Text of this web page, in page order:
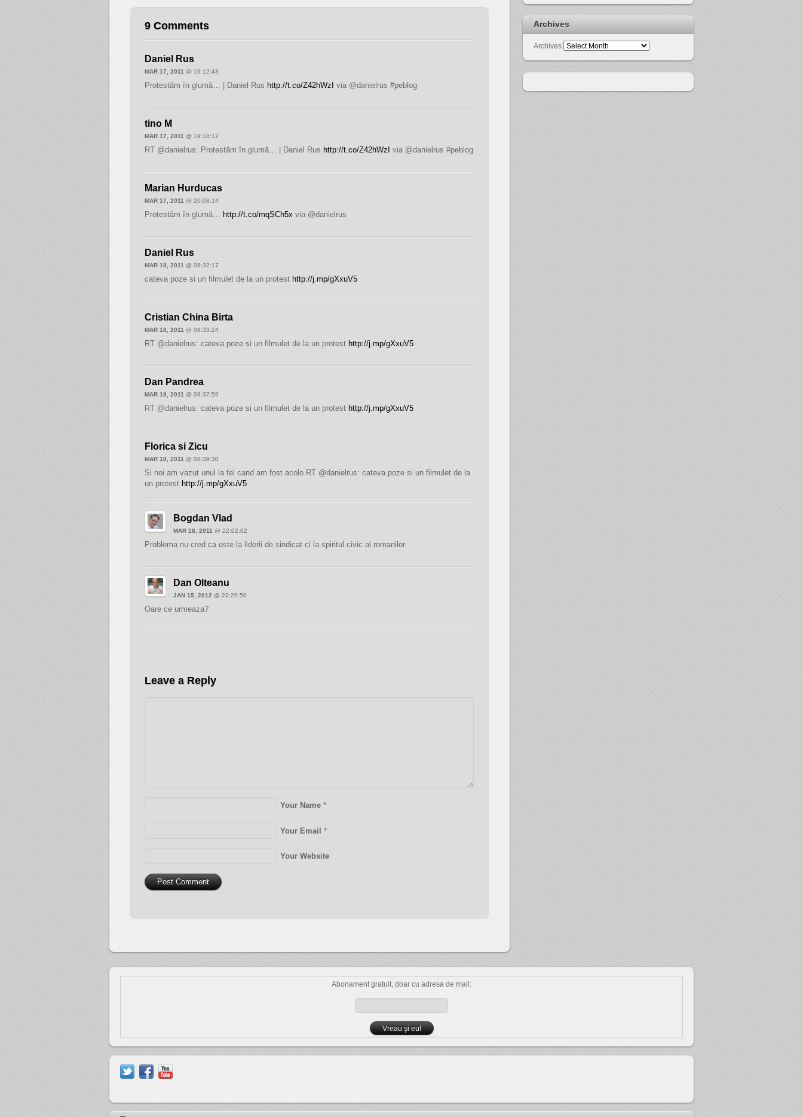
9 Comments
Daniel Rus
MAR 17, 2011 @ 19:12:43
Protestăm în glumă… | Daniel Rus http://t.co/Z42hWzI via @danielrus #peblog
tino M
MAR 17, 2011 @ 19:18:12
RT @danielrus: Protestăm în glumă… | Daniel Rus http://t.co/Z42hWzI via @danielrus #peblog
Marian Hurducas
MAR 17, 2011 @ 20:08:14
Protestăm în glumă… http://t.co/mqSCh5x via @danielrus
Daniel Rus
MAR 18, 2011 @ 08:32:17
cateva poze si un filmulet de la un protest http://j.mp/gXxuV5
Cristian China Birta
MAR 18, 2011 @ 08:33:24
RT @danielrus: cateva poze si un filmulet de la un protest http://j.mp/gXxuV5
Dan Pandrea
MAR 18, 2011 @ 08:37:59
RT @danielrus: cateva poze si un filmulet de la un protest http://j.mp/gXxuV5
Florica si Zicu
MAR 18, 2011 @ 08:39:30
Si noi am vazut unul la fel cand am fost acolo RT @danielrus: cateva poze si un filmulet de la
un protest http://j.mp/gXxuV5
Bogdan Vlad
MAR 18, 2011 @ 22:02:02
Problema nu cred ca este la liderii de sindicat ci la spiritul civic al romanilor.
Dan Olteanu
JAN 15, 2012 @ 23:29:50
Oare ce urmeaza?
Leave a Reply
Your Name *
Your Email *
Your Website
Archives
Archives
Abonament gratuit, doar cu adresa de mail: